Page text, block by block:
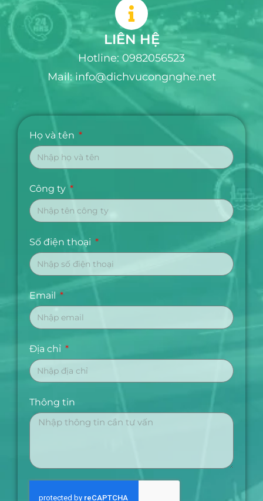
LIÊN HỆ
Hotline: 0982056523
Mail: info@dichvucongnghe.net
Họ và tên
Công ty
Số điện thoại
Email
Địa chỉ
Thông tin